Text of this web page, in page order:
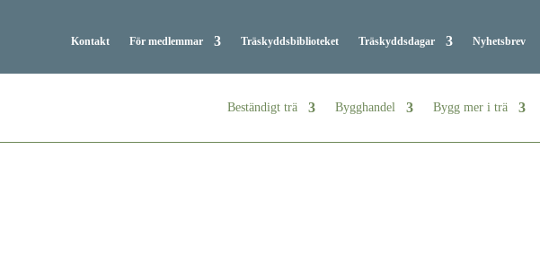
Kontakt För medlemmar Träskyddsbiblioteket Träskyddsdagar Nyhetsbrev
Beständigt trä Bygghandel Bygg mer i trä